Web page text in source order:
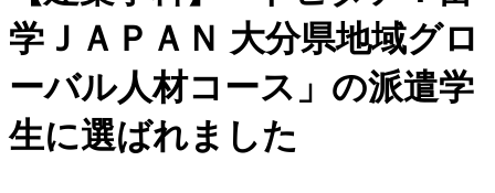
学ＪＡＰＡＮ 大分県地域グロ
ーバル人材コース」の派遣学
生に選ばれました